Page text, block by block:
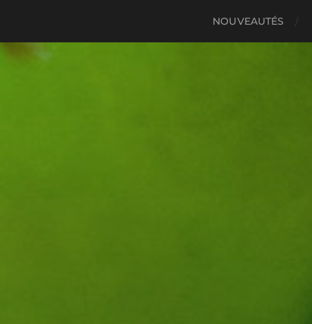
NOUVEAUTÉS